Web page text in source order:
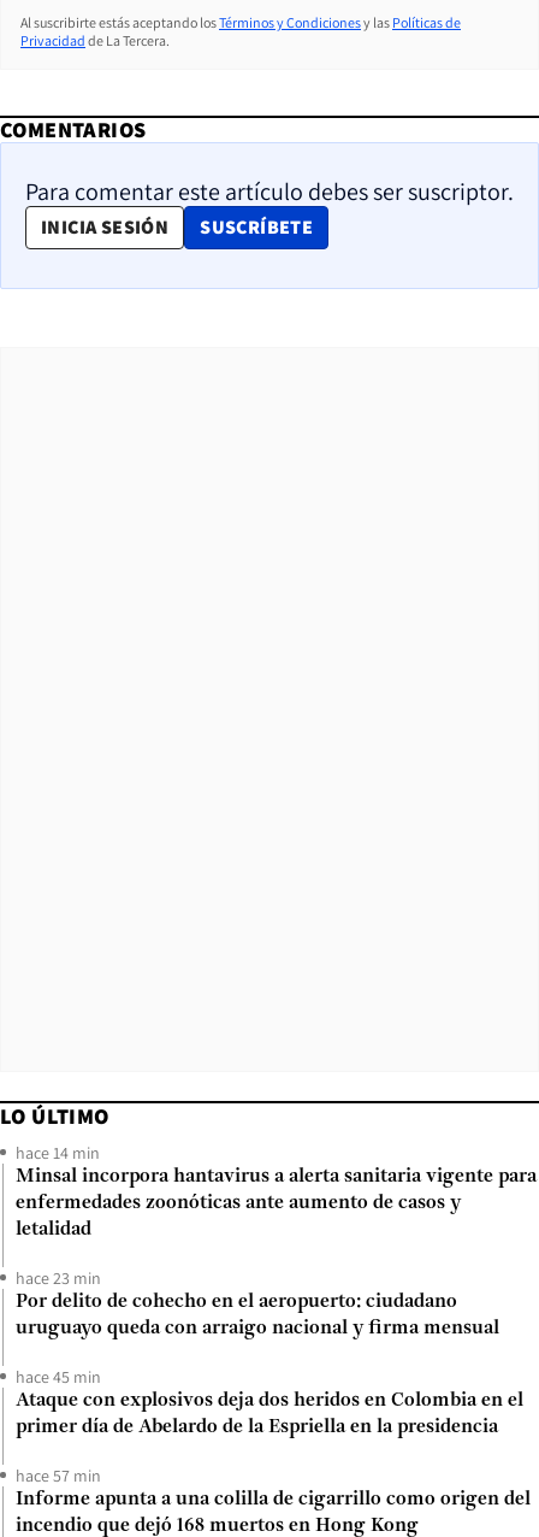
Al suscribirte estás aceptando losTérminos y Condicionesy las Políticas de
Privacidad de La Tercera.
COMENTARIOS
Para comentar este artículo debes ser suscriptor.
INICIA SESIÓN SUSCRÍBETE
OPENS IN NEW WINDOW
LO ÚLTIMO
hace 14 min
Minsal incorpora hantavirus a alerta sanitaria vigente para
enfermedades zoonóticas ante aumento de casos y
letalidad
hace 23 min
Por delito de cohecho en el aeropuerto: ciudadano
uruguayo queda con arraigo nacional y firma mensual
hace 45 min
Ataque con explosivos deja dos heridos en Colombia en el
primer día de Abelardo de la Espriella en la presidencia
hace 57 min
Informe apunta a una colilla de cigarrillo como origen del
incendio que dejó 168 muertos en Hong Kong